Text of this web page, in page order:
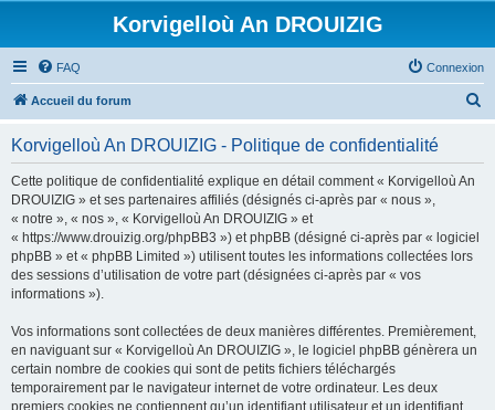
Korvigelloù An DROUIZIG
FAQ Connexion
Accueil du forum
Korvigelloù An DROUIZIG - Politique de confidentialité
Cette politique de confidentialité explique en détail comment « Korvigelloù An
DROUIZIG » et ses partenaires affiliés (désignés ci-après par « nous »,
« notre », « nos », « Korvigelloù An DROUIZIG » et
« https://www.drouizig.org/phpBB3 ») et phpBB (désigné ci-après par « logiciel
phpBB » et « phpBB Limited ») utilisent toutes les informations collectées lors
des sessions d’utilisation de votre part (désignées ci-après par « vos
informations »).
Vos informations sont collectées de deux manières différentes. Premièrement,
en naviguant sur « Korvigelloù An DROUIZIG », le logiciel phpBB génèrera un
certain nombre de cookies qui sont de petits fichiers téléchargés
temporairement par le navigateur internet de votre ordinateur. Les deux
premiers cookies ne contiennent qu’un identifiant utilisateur et un identifiant